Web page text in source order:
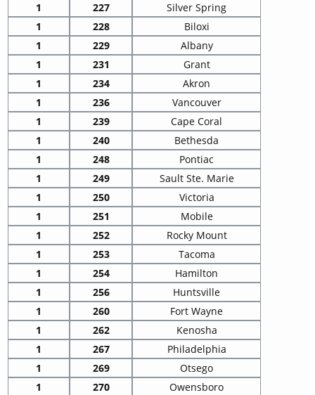
1
227
Silver Spring
1
228
Biloxi
1
229
Albany
1
231
Grant
1
234
Akron
1
236
Vancouver
1
239
Cape Coral
1
240
Bethesda
1
248
Pontiac
1
249
Sault Ste. Marie
1
250
Victoria
1
251
Mobile
1
252
Rocky Mount
1
253
Tacoma
1
254
Hamilton
1
256
Huntsville
1
260
Fort Wayne
1
262
Kenosha
1
267
Philadelphia
1
269
Otsego
1
270
Owensboro